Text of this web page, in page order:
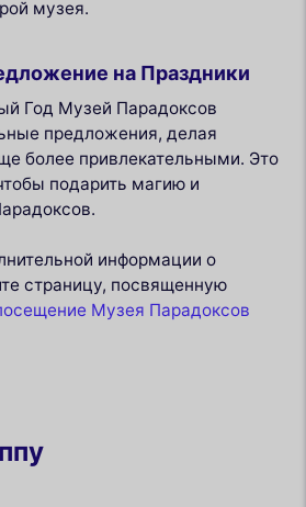
музея.
на Праздники
Год Музей Парадоксов
предложения, делая
более привлекательными. Это
подарить магию и
информации о
страницу, посвященную
Музея Парадоксов